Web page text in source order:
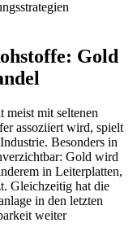
Gold
meist mit seltenen
assoziiert wird, spielt
Besonders in
Gold wird
in Leiterplatten,
Gleichzeitig hat die
in den letzten
weiter